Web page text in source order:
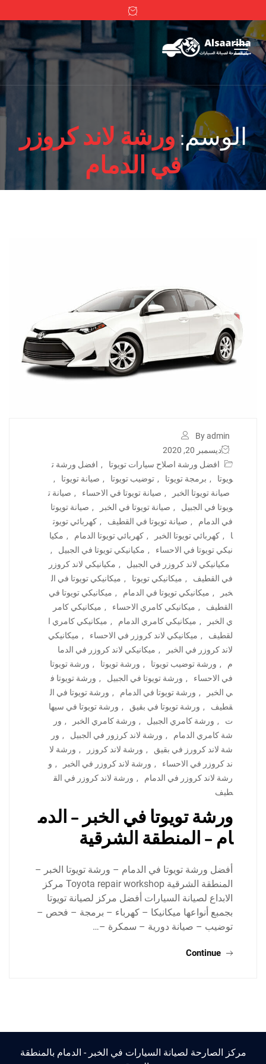
الوسم:ورشة لاند كروزر
في الدمام
By admin
ديسمبر 20, 2020
افضل ورشة اصلاح سيارات تويوتا
, افضل ورشة ت
ويوتا
, برمجة تويوتا , توضيب تويوتا , صيانة تويوتا
,
صيانة تويوتا الخبر
, صيانة تويوتا في الاحساء , صيانة ت
ويوتا في الجبيل
, صيانة تويوتا في الخبر , صيانة تويوتا
في الدمام
, صيانة تويوتا في القطيف , كهربائي تويوت
ا
, كهربائي تويوتا الخبر , كهربائي تويوتا الدمام , مكيا
نيكي تويوتا في الاحساء
, مكيانيكي تويوتا في الجبيل
,
مكيانيكي لاند كروزر في الجبيل
, مكيانيكي لاند كروزر
في القطيف
, ميكانيكي تويوتا , ميكانيكي تويوتا في ال
خبر
, ميكانيكي تويوتا في الدمام , ميكانيكي تويوتا في
القطيف
, ميكانيكي كامري الاحساء , ميكانيكي كامر
ي الخبر
, ميكانيكي كامري الدمام , ميكانيكي كامري ا
لقطيف
, ميكانيكي لاند كروزر في الاحساء , ميكانيكي
لاند كروزر في الخبر
, ميكانيكي لاند كروزر في الدما
م
, ورشة توضيب تويوتا , ورشة تويوتا , ورشة تويوتا
في الاحساء
, ورشة تويوتا في الجبيل , ورشة تويوتا ف
ي الخبر
, ورشة تويوتا في الدمام , ورشة تويوتا في ال
قطيف
, ورشة تويوتا في بقيق , ورشة تويوتا في سيها
ت
, ورشة كامري الجبيل , ورشة كامري الخبر , ور
شة كامري الدمام
, ورشة لاند كرزور في الجبيل , ور
شة لاند كرورز في بقيق
, ورشة لاند كروزر , ورشة لا
ند كروزر في الاحساء
, ورشة لاند كروزر في الخبر , و
رشة لاند كروزر في الدمام
, ورشة لاند كروزر في الق
طيف
ورشة تويوتا في الخبر – الدم
ام – المنطقة الشرقية
أفضل ورشة تويوتا في الدمام – ورشة تويوتا الخبر –
المنطقة الشرقية Toyota repair workshop مركز
الابداع لصيانة السيارات أفضل مركز لصيانة تويوتا
بجمبع أنواعها ميكانيكا – كهرباء – برمجة – فحص –
توضيب – صيانة دورية – سمكرة –…
Continue
مركز الصارحة لصيانة السيارات في الخبر - الدمام بالمنطقة